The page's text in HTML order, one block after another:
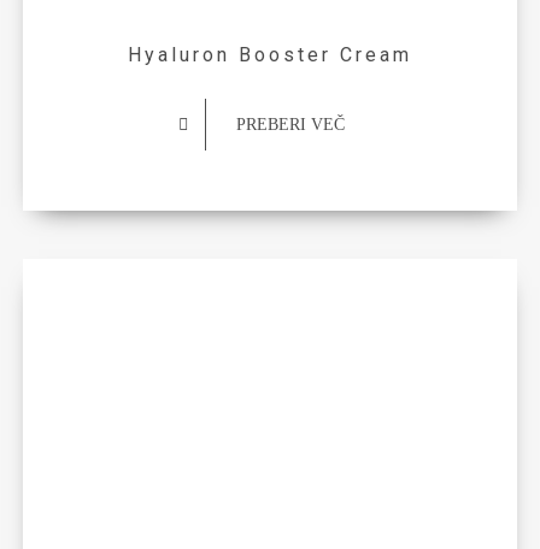
Hyaluron Booster Cream
PREBERI VEČ